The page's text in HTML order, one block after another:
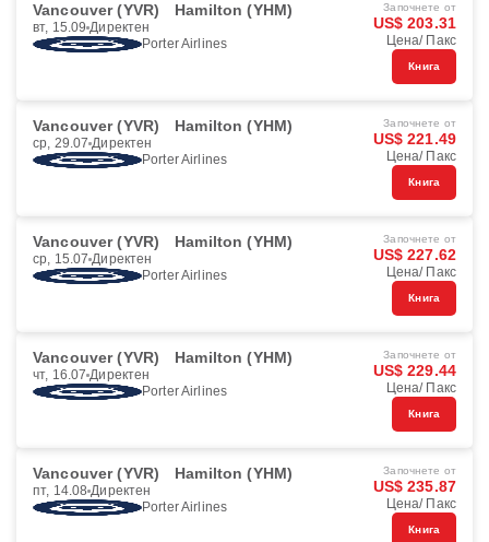
Vancouver (YVR) Hamilton (YHM)
вт, 15.09 Директен
Porter Airlines
Започнете от
US$ 203.31
Цена/ Пакс
Книга
Vancouver (YVR) Hamilton (YHM)
ср, 29.07 Директен
Porter Airlines
Започнете от
US$ 221.49
Цена/ Пакс
Книга
Vancouver (YVR) Hamilton (YHM)
ср, 15.07 Директен
Porter Airlines
Започнете от
US$ 227.62
Цена/ Пакс
Книга
Vancouver (YVR) Hamilton (YHM)
чт, 16.07 Директен
Porter Airlines
Започнете от
US$ 229.44
Цена/ Пакс
Книга
Vancouver (YVR) Hamilton (YHM)
пт, 14.08 Директен
Porter Airlines
Започнете от
US$ 235.87
Цена/ Пакс
Книга